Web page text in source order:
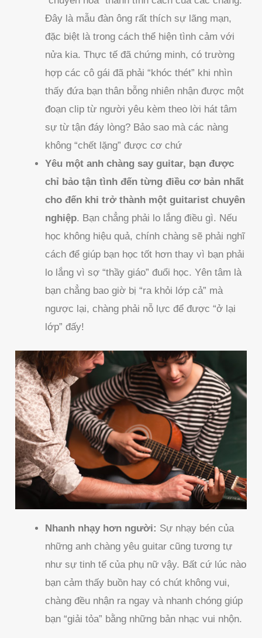
Đây là mẫu đàn ông rất thích sự lãng mạn,
đặc biệt là trong cách thể hiện tình cảm với
nửa kia. Thực tế đã chứng minh, có trường
hợp các cô gái đã phải “khóc thét” khi nhìn
thấy đứa bạn thân bỗng nhiên nhận được một
đoạn clip từ người yêu kèm theo lời hát tâm
sự từ tận đáy lòng? Bảo sao mà các nàng
không “chết lặng” được cơ chứ
Yêu một anh chàng say guitar, bạn được
chỉ bảo tận tình đến từng điều cơ bản nhất
cho đến khi trở thành một guitarist chuyên
nghiệp. Bạn chẳng phải lo lắng điều gì. Nếu
học không hiệu quả, chính chàng sẽ phải nghĩ
cách để giúp bạn học tốt hơn thay vì bạn phải
lo lắng vì sợ “thầy giáo” đuổi học. Yên tâm là
bạn chẳng bao giờ bị “ra khỏi lớp cả” mà
ngược lại, chàng phải nỗ lực để được “ở lại
lớp” đấy!
Nhanh nhạy hơn người: Sự nhạy bén của
những anh chàng yêu guitar cũng tương tự
như sự tinh tế của phụ nữ vậy. Bất cứ lúc nào
bạn cảm thấy buồn hay có chút không vui,
chàng đều nhận ra ngay và nhanh chóng giúp
bạn “giải tỏa” bằng những bản nhạc vui nhộn.